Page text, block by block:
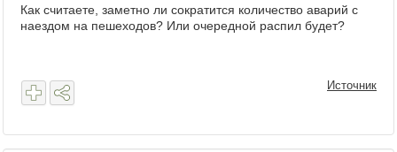
Как считаете, заметно ли сократится количество аварий с
наездом на пешеходов? Или очередной распил будет?
Источник